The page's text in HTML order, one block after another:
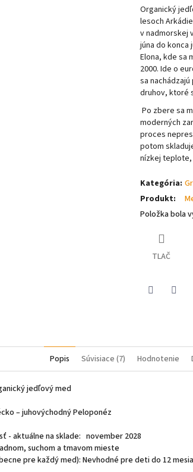
Organický
lesoch
v nadmorskej
júna do konca
Elona, ​​kde sa
2000. Ide o
sa
druhov, ktoré
Po zbere sa
moderných
proces
potom
nízkej
Kategória:
Produkt:
Položka bola
TLAČ
Popis Súvisiace (7) Hodnotenie
jedľový med
– juhovýchodný Peloponéz
- aktuálne na sklade: november 2028
suchom a tmavom mieste
pre každý med): Nevhodné pre deti do 12